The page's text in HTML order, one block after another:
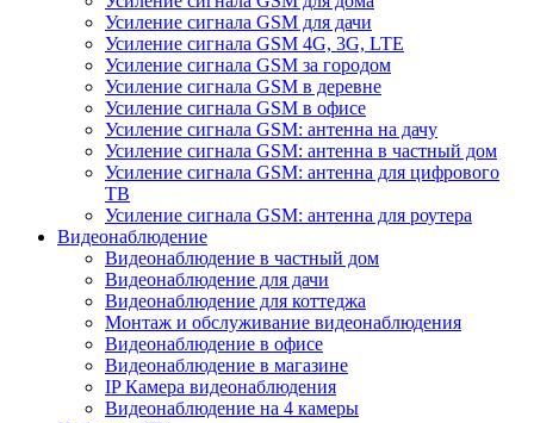
Усиление сигнала GSM для дачи
Усиление сигнала GSM 4G, 3G, LTE
Усиление сигнала GSM за городом
Усиление сигнала GSM в деревне
Усиление сигнала GSM в офисе
Усиление сигнала GSM: антенна на дачу
Усиление сигнала GSM: антенна в частный дом
Усиление сигнала GSM: антенна для цифрового
ТВ
Усиление сигнала GSM: антенна для роутера
Видеонаблюдение
Видеонаблюдение в частный дом
Видеонаблюдение для дачи
Видеонаблюдение для коттеджа
Монтаж и обслуживание видеонаблюдения
Видеонаблюдение в офисе
Видеонаблюдение в магазине
IP Камера видеонаблюдения
Видеонаблюдение на 4 камеры